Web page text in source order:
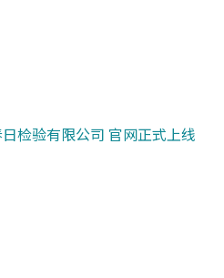
日检验有限公司 官网正式上线